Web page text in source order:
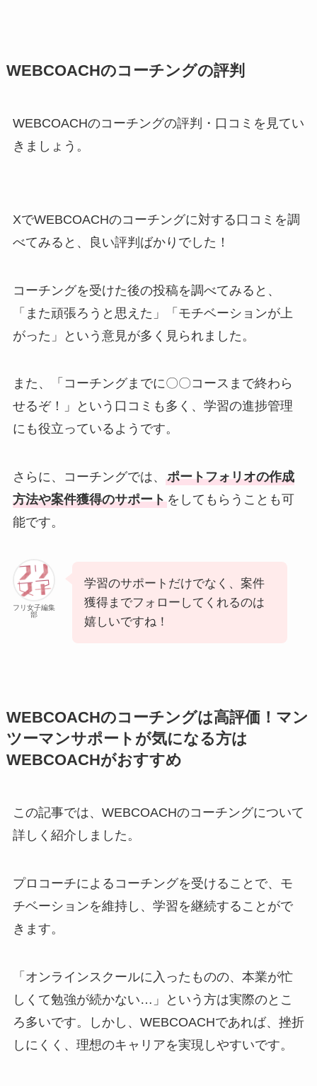
WEBCOACHのコーチングの評判
WEBCOACHのコーチングの評判・口コミを見てい
きましょう。
XでWEBCOACHのコーチングに対する口コミを調
べてみると、良い評判ばかりでした！
コーチングを受けた後の投稿を調べてみると、
「また頑張ろうと思えた」「モチベーションが上
がった」という意見が多く見られました。
また、「コーチングまでに〇〇コースまで終わら
せるぞ！」という口コミも多く、学習の進捗管理
にも役立っているようです。
さらに、コーチングでは、 ポートフォリオの作成
方法や案件獲得のサポートをしてもらうことも可
能です。
フリ女子編集
部
学習のサポートだけでなく、案件
獲得までフォローしてくれるのは
嬉しいですね！
WEBCOACHのコーチングは高評価！マン
ツーマンサポートが気になる方は
WEBCOACHがおすすめ
この記事では、WEBCOACHのコーチングについて
詳しく紹介しました。
プロコーチによるコーチングを受けることで、モ
チベーションを維持し、学習を継続することがで
きます。
「オンラインスクールに入ったものの、本業が忙
しくて勉強が続かない…」という方は実際のとこ
ろ多いです。しかし、WEBCOACHであれば、挫折
しにくく、理想のキャリアを実現しやすいです。